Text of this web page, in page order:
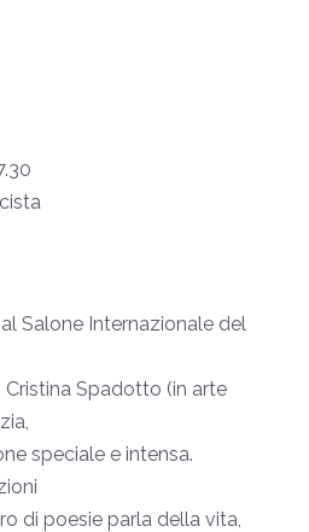
Salone Internazionale del
Cristina Spadotto (in arte
speciale e intensa.
di poesie parla della vita,